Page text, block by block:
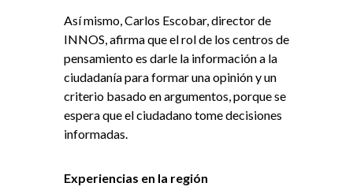
Así mismo, Carlos Escobar, director de
INNOS, afirma que el rol de los centros de
pensamiento es darle la información a la
ciudadanía para formar una opinión y un
criterio basado en argumentos, porque se
espera que el ciudadano tome decisiones
informadas.
Experiencias en la región